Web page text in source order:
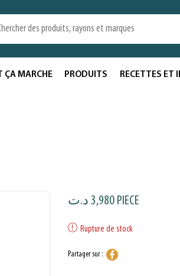
ÇA MARCHE PRODUITS RECETTES ET
3,980 د.ت PIECE
Rupture de stock
Partager sur :